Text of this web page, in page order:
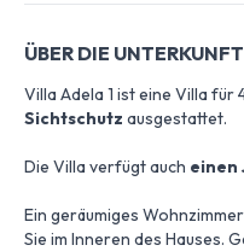
ÜBER DIE UNTERKUNFT
Villa Adela 1 ist eine Villa
Sichtschutz ausgestattet.
Die Villa verfügt auch einen
Ein geräumiges
Sie im Inneren des Hauses.